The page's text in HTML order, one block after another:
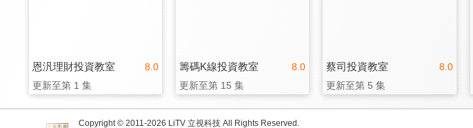
8.0
恩汎理財投資教室
更新至第 1 集
8.0
籌碼K線投資教室
更新至第 15 集
8.0
蔡司投資教室
更新至第 5 集
Copyright © 2011-2026 LiTV 立視科技 All Rights Reserved.